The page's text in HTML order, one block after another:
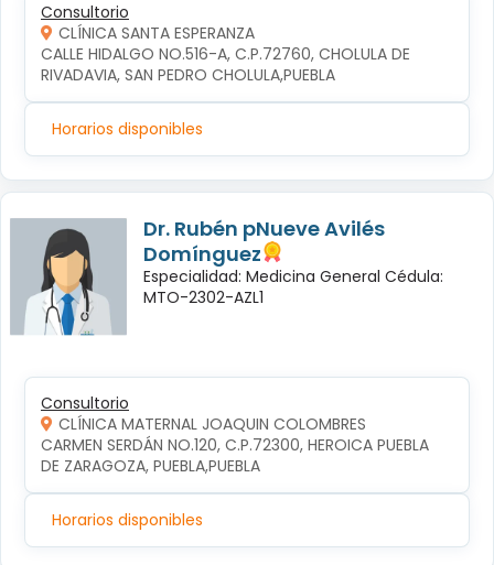
Consultorio
CLÍNICA SANTA ESPERANZA
CALLE HIDALGO NO.516-A, C.P.72760, CHOLULA DE
RIVADAVIA, SAN PEDRO CHOLULA,PUEBLA
Horarios disponibles
Dr. Rubén pNueve Avilés
Domínguez
Especialidad: Medicina General Cédula:
MTO-2302-AZL1
Consultorio
CLÍNICA MATERNAL JOAQUIN COLOMBRES
CARMEN SERDÁN NO.120, C.P.72300, HEROICA PUEBLA
DE ZARAGOZA, PUEBLA,PUEBLA
Horarios disponibles